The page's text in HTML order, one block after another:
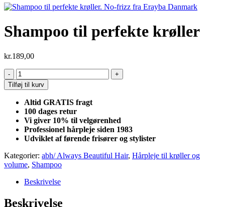
Shampoo til perfekte krøller
kr.189,00
Shampoo
til
perfekte
krøller
antal
Tilføj til kurv
Altid GRATIS fragt
100 dages retur
Vi giver 10% til velgørenhed
Professionel hårpleje siden 1983
Udviklet af førende frisører og stylister
Kategorier: abh/ Always Beautiful Hair, Hårpleje til krøller og
volume, Shampoo
Beskrivelse
Beskrivelse